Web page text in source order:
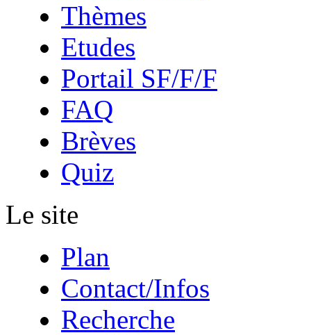
Thèmes
Etudes
Portail SF/F/F
FAQ
Brèves
Quiz
Le site
Plan
Contact/Infos
Recherche